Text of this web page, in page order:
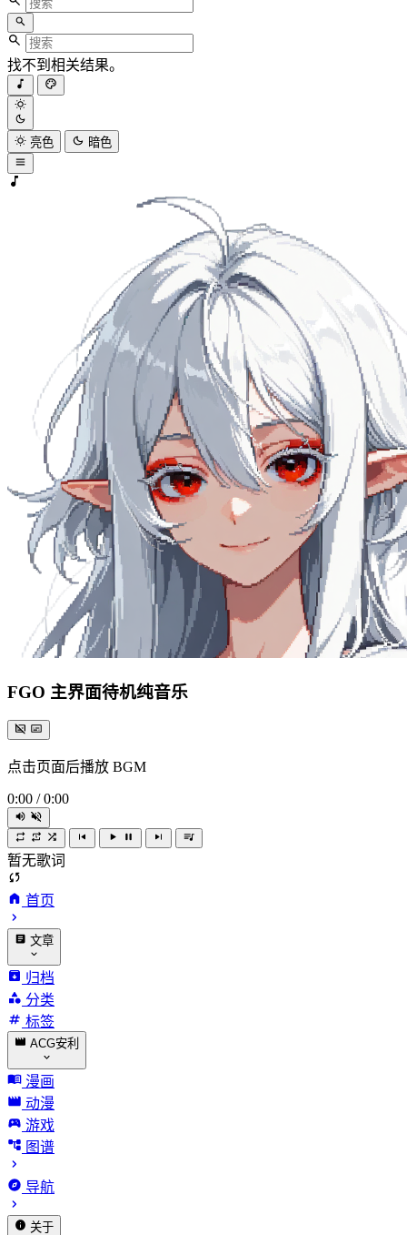
找不到相关结果。
亮色 暗色
FGO 主界面待机纯音乐
点击页面后播放 BGM
0:00 / 0:00
暂无歌词
首页
文章
归档
分类
标签
ACG安利
漫画
动漫
游戏
图谱
导航
关于